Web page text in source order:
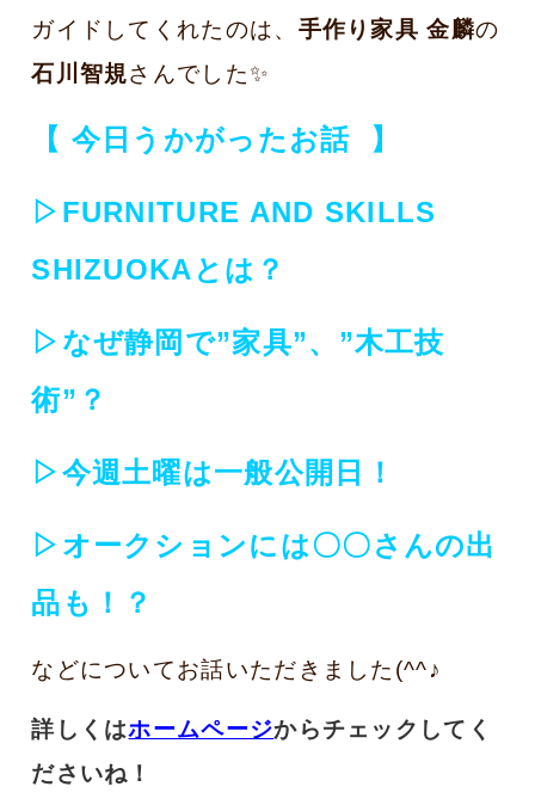
ガイドしてくれたのは、 手作り家具 金麟の
石川智規さんでした✨
【 今日うかがったお話 】
▷FURNITURE AND SKILLS
SHIZUOKAとは？
▷なぜ静岡で”家具”、”木工技
術”？
▷今週土曜は一般公開日！
▷オークションには〇〇さんの出
品も！？
などについてお話いただきました(^^♪
詳しくはホームページからチェックしてく
ださいね！